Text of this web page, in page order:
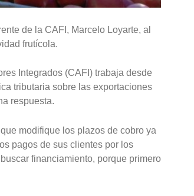
de la CAFI, Marcelo Loyarte, al
frutícola.
Integrados (CAFI) trabaja desde
tributaria sobre las exportaciones
respuesta.
modifique los plazos de cobro ya
pagos de sus clientes por los
financiamiento, porque primero